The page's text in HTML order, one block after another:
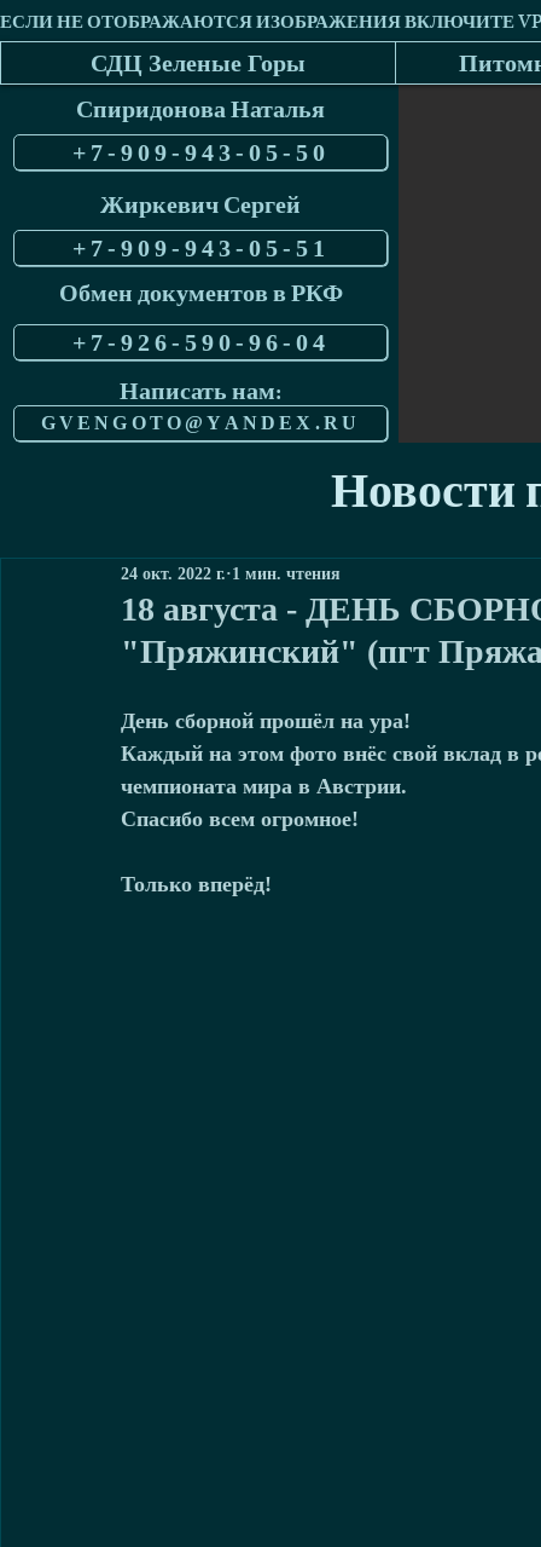
СДЦ Зеленые Горы
Спиридонова Наталья
+7-909-943-05-50
Жиркевич Сергей
+7-909-943-05-51
Обмен документов в РКФ
+7-926-590-96-04
Написать нам:
GVENGOTO@YANDEX.RU
Новости
18 августа - ДЕНЬ
"Пряжинский" (пгт
24 окт. 2022 г. 1 мин. чтения
День сборной прошёл на ура!
Каждый на этом фото внёс свой вклад в
чемпионата мира в Австрии.
Спасибо всем огромное!
Только вперёд!